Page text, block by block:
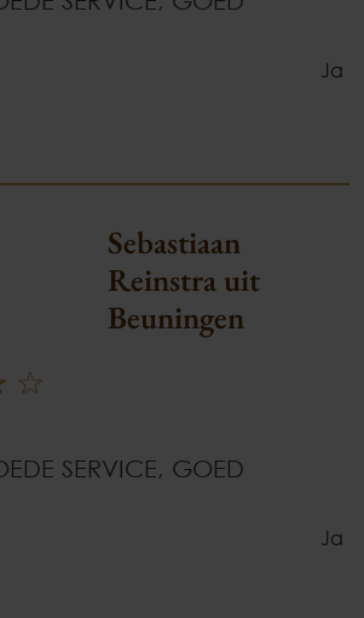
Ja
Sebastiaan
Reinstra uit
Beuningen
SERVICE, GOED
Ja